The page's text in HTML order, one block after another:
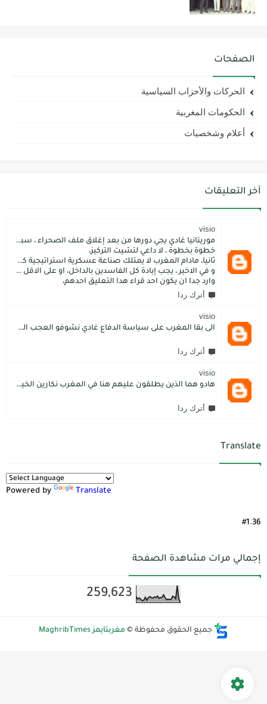
الصفحات
الحركات والأحزاب السياسية
الحكومات المغربية
أعلام وشخصيات
آخر التعليقات
visio
موريتانيا غادي يجي دورها من بعد إغلاق ملف الصحراء ، سبتة مليلية و الجزر،
خطوة بخطوة ، لا داعي لتشيت التركيز،
ثانيا، مادام المغرب لا يمتلك صناعة عسكرية استراتيجية كما فعل الاتراك فسيبقى داءما محل اطماع الغير،
و في الاخير ، يجب إبادة كل الفاسدين بالداخل، او على الاقل كما فعل محمد بن سلمان: قم بتسليم الاموال المنهوبة او المشنقة(حرفيا)، فقط هم بضعة آلاف ليسوا كُثر.
وارد جدا ان يكون احد قراء هدا التعليق احدهم،
أترك ردا
visio
الى بقا المغرب على سياسة الدفاع غادي نشوفو العجب المعجب من دولة الكبرانات.. دولة ما عندها تاريخ كاتسرق تراتنا ، اراضبنا و تاريخنا و حنا جالسين كانتسناو في الامم المتحدة تعطينا حل و الواقع هو كل عام مشكلتنا كاتعقد مع دولة الشر.. فرنسا اكبر شيطان من مازال حطا صبعها في شمال افريقيا، كانزيدو مشكل على مشكل اللهم كبرها تصغار .. الانسان هو لي يموت على ولادو و على ارضو
أترك ردا
visio
هادو هما الذين يطلقون عليهم هنا في المغرب نكارين الخير.كما يقول المثل المغربي دير الخير في الرجال تلقاه لاديرو فالشماتة راه يتوضر .لكن الخير دائما يعلو على الشر./.
أترك ردا
Translate
Powered by Translate
#1.36
إجمالي مرات مشاهدة الصفحة
259,623
جميع الحقوق محفوظة © مغربتايمز MaghribTimes